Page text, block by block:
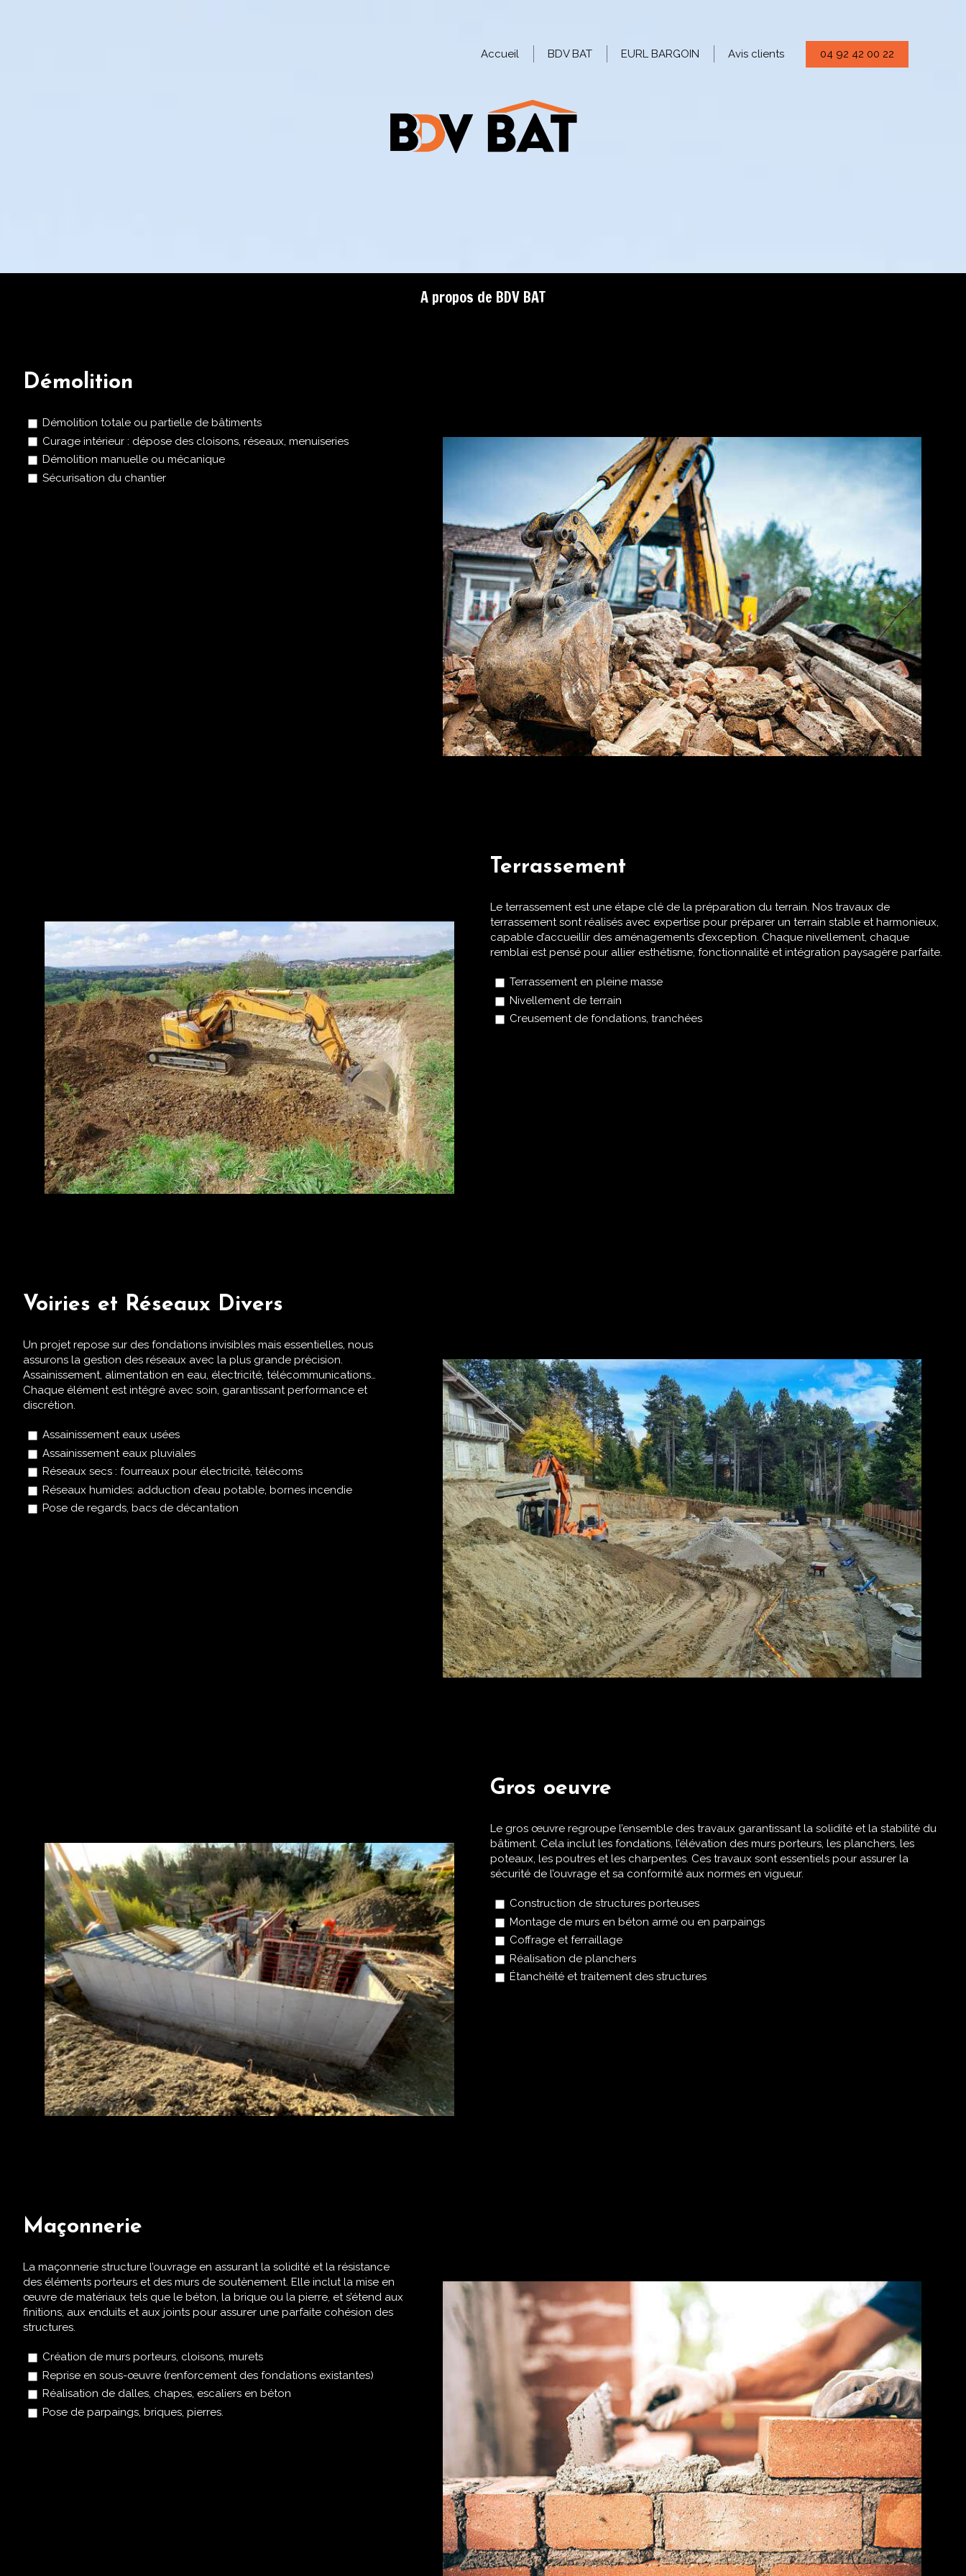
Accueil BDV BAT EURL BARGOIN Avis clients 04 92 42 00 22
A propos de BDV BAT
Démolition
Démolition totale ou partielle de bâtiments
Curage intérieur : dépose des cloisons, réseaux, menuiseries
Démolition manuelle ou mécanique
Sécurisation du chantier
Terrassement
Le terrassement est une étape clé de la préparation du terrain. Nos travaux de
terrassement sont réalisés avec expertise pour préparer un terrain stable et harmonieux,
capable d’accueillir des aménagements d’exception. Chaque nivellement, chaque
remblai est pensé pour allier esthétisme, fonctionnalité et intégration paysagère parfaite.
Terrassement en pleine masse
Nivellement de terrain
Creusement de fondations, tranchées
Voiries et Réseaux Divers
Un projet repose sur des fondations invisibles mais essentielles, nous
assurons la gestion des réseaux avec la plus grande précision.
Assainissement, alimentation en eau, électricité, télécommunications…
Chaque élément est intégré avec soin, garantissant performance et
discrétion.
Assainissement eaux usées
Assainissement eaux pluviales
Réseaux secs : fourreaux pour électricité, télécoms
Réseaux humides: adduction d’eau potable, bornes incendie
Pose de regards, bacs de décantation
Gros oeuvre
Le gros œuvre regroupe l’ensemble des travaux garantissant la solidité et la stabilité du
bâtiment. Cela inclut les fondations, l’élévation des murs porteurs, les planchers, les
poteaux, les poutres et les charpentes. Ces travaux sont essentiels pour assurer la
sécurité de l’ouvrage et sa conformité aux normes en vigueur.
Construction de structures porteuses
Montage de murs en béton armé ou en parpaings
Coffrage et ferraillage
Réalisation de planchers
Étanchéité et traitement des structures
Maçonnerie
La maçonnerie structure l’ouvrage en assurant la solidité et la résistance
des éléments porteurs et des murs de soutènement. Elle inclut la mise en
œuvre de matériaux tels que le béton, la brique ou la pierre, et s’étend aux
finitions, aux enduits et aux joints pour assurer une parfaite cohésion des
structures.
Création de murs porteurs, cloisons, murets
Reprise en sous-œuvre (renforcement des fondations existantes)
Réalisation de dalles, chapes, escaliers en béton
Pose de parpaings, briques, pierres.